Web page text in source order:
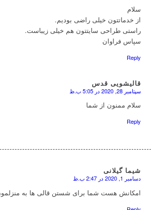
سلام
از خدماتتون خیلی راضی بودیم.
راستی طراحی سایتتون هم خیلی زیباست.
سپاس فراوان
Reply
قالیشویی قدس
سپتامبر 28, 2020 در 5:05 ب.ظ
سلام ممنون از شما
Reply
شیما گیلانی
دسامبر 1, 2020 در 2:47 ب.ظ
امکانش هست شما برای شستن قالی ها به